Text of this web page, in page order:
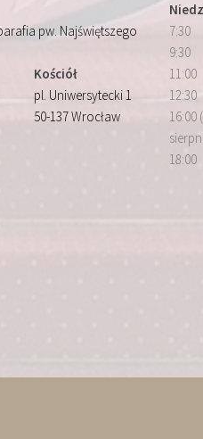
pw. Najświętszego
Kościół
pl. Uniwersytecki 1
50-137 Wrocław
7:30
9:30
11:00
12:30
16:00
18:00